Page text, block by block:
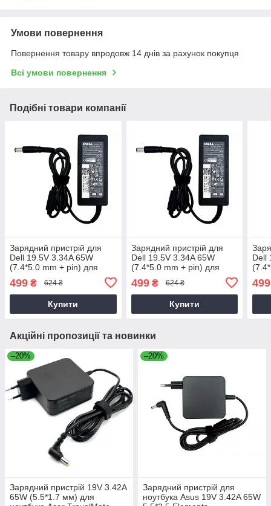
Умови повернення
Повернення товару впродовж 14 днів за рахунок покупця
Всі умови повернення
Подібні товари компанії
Зарядний пристрій для
Dell 19.5V 3.34A 65W
(7.4*5.0 mm + pin) для
3330
499 ₴ 624 ₴
Купити
Зарядний пристрій для
Dell 19.5V 3.34A 65W
(7.4*5.0 mm + pin) для
3340
499₴ 624 ₴
Купити
Dell
499
Акційні пропозиції та новинки
–20%
Зарядний пристрій 19V 3.42A
65W (5.5*1.7 мм) для
–20%
Зарядний пристрій для
ноутбука Asus 19V 3.42A 65W